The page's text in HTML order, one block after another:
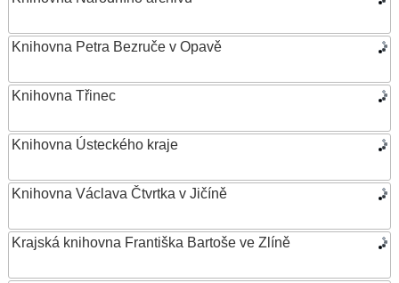
Knihovna Petra Bezruče v Opavě
Knihovna Třinec
Knihovna Ústeckého kraje
Knihovna Václava Čtvrtka v Jičíně
Krajská knihovna Františka Bartoše ve Zlíně